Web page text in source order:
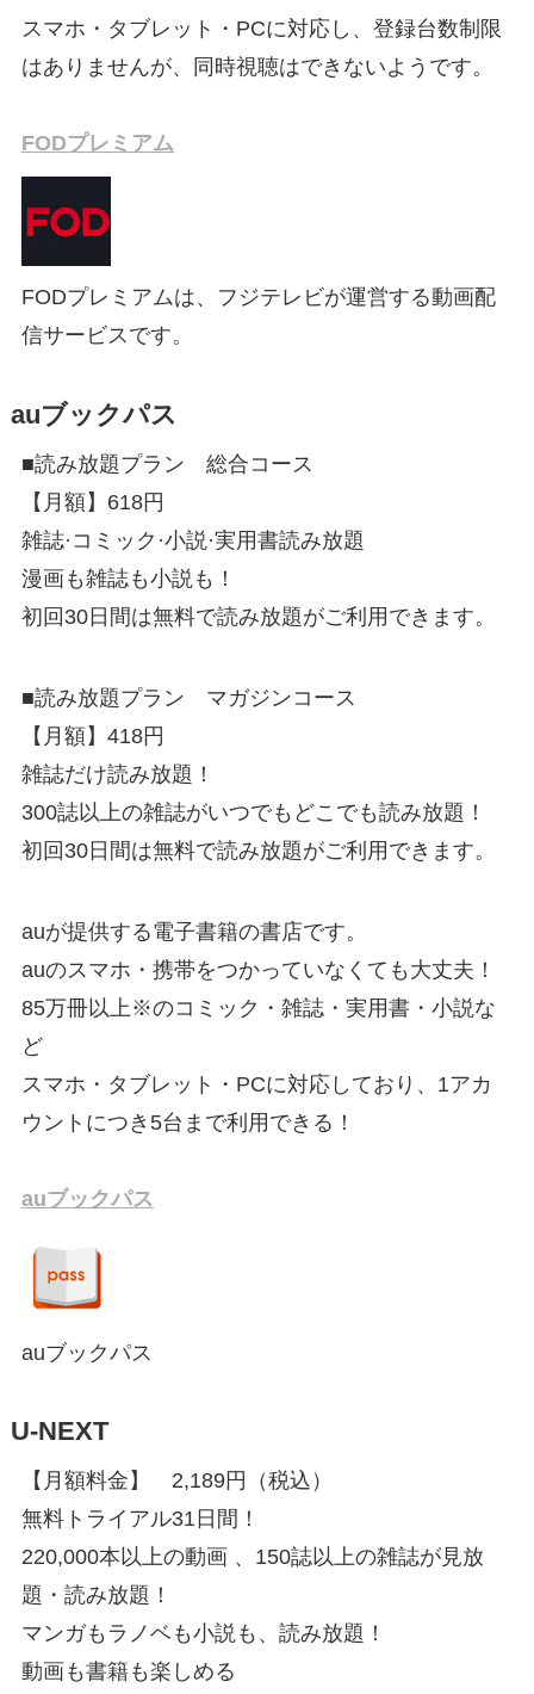
スマホ・タブレット・PCに対応し、登録台数制限
はありませんが、同時視聴はできないようです。
FODプレミアム
FODプレミアムは、フジテレビが運営する動画配
信サービスです。
auブックパス
■読み放題プラン 総合コース
【月額】618円
雑誌·コミック·小説·実用書読み放題
漫画も雑誌も小説も！
初回30日間は無料で読み放題がご利用できます。
■読み放題プラン マガジンコース
【月額】418円
雑誌だけ読み放題！
300誌以上の雑誌がいつでもどこでも読み放題！
初回30日間は無料で読み放題がご利用できます。
auが提供する電子書籍の書店です。
auのスマホ・携帯をつかっていなくても大丈夫！
85万冊以上※のコミック・雑誌・実用書・小説な
ど
スマホ・タブレット・PCに対応しており、1アカ
ウントにつき5台まで利用できる！
auブックパス
auブックパス
U-NEXT
【⽉額料金】 2,189円（税込）
無料トライアル31日間！
220,000本以上の動画 、150誌以上の雑誌が見放
題・読み放題！
マンガもラノベも小説も、読み放題！
動画も書籍も楽しめる